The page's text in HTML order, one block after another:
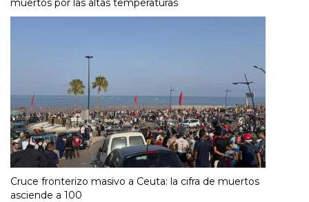
muertos por las altas temperaturas
Cruce fronterizo masivo a Ceuta: la cifra de muertos
asciende a 100